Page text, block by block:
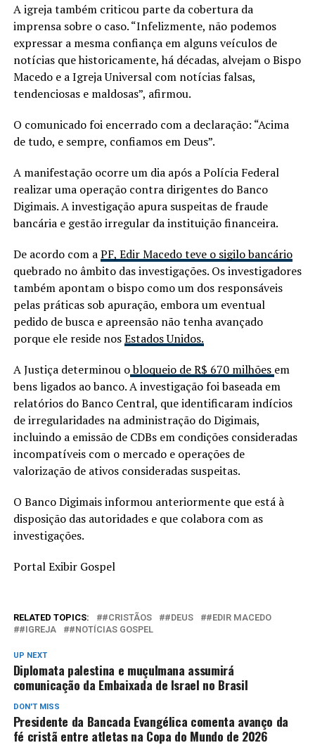
A igreja também criticou parte da cobertura da
imprensa sobre o caso. “Infelizmente, não podemos
expressar a mesma confiança em alguns veículos de
notícias que historicamente, há décadas, alvejam o Bispo
Macedo e a Igreja Universal com notícias falsas,
tendenciosas e maldosas”, afirmou.
O comunicado foi encerrado com a declaração: “Acima
de tudo, e sempre, confiamos em Deus”.
A manifestação ocorre um dia após a Polícia Federal
realizar uma operação contra dirigentes do Banco
Digimais. A investigação apura suspeitas de fraude
bancária e gestão irregular da instituição financeira.
De acordo com aPF, Edir Macedo teve o sigilo bancário
quebrado no âmbito das investigações. Os investigadores
também apontam o bispo como um dos responsáveis
pelas práticas sob apuração, embora um eventual
pedido de busca e apreensão não tenha avançado
porque ele reside nosEstados Unidos.
A Justiça determinou obloqueio de R$ 670 milhões em
bens ligados ao banco. A investigação foi baseada em
relatórios do Banco Central, que identificaram indícios
de irregularidades na administração do Digimais,
incluindo a emissão de CDBs em condições consideradas
incompatíveis com o mercado e operações de
valorização de ativos consideradas suspeitas.
O Banco Digimais informou anteriormente que está à
disposição das autoridades e que colabora com as
investigações.
Portal Exibir Gospel
RELATED TOPICS: #CRISTÃOS #DEUS
#EDIR MACEDO
#IGREJA
#NOTÍCIAS GOSPEL
UP NEXT
Diplomata palestina e muçulmana assumirá
comunicação da Embaixada de Israel no Brasil
DON'T MISS
Presidente da Bancada Evangélica comenta avanço da
fé cristã entre atletas na Copa do Mundo de 2026